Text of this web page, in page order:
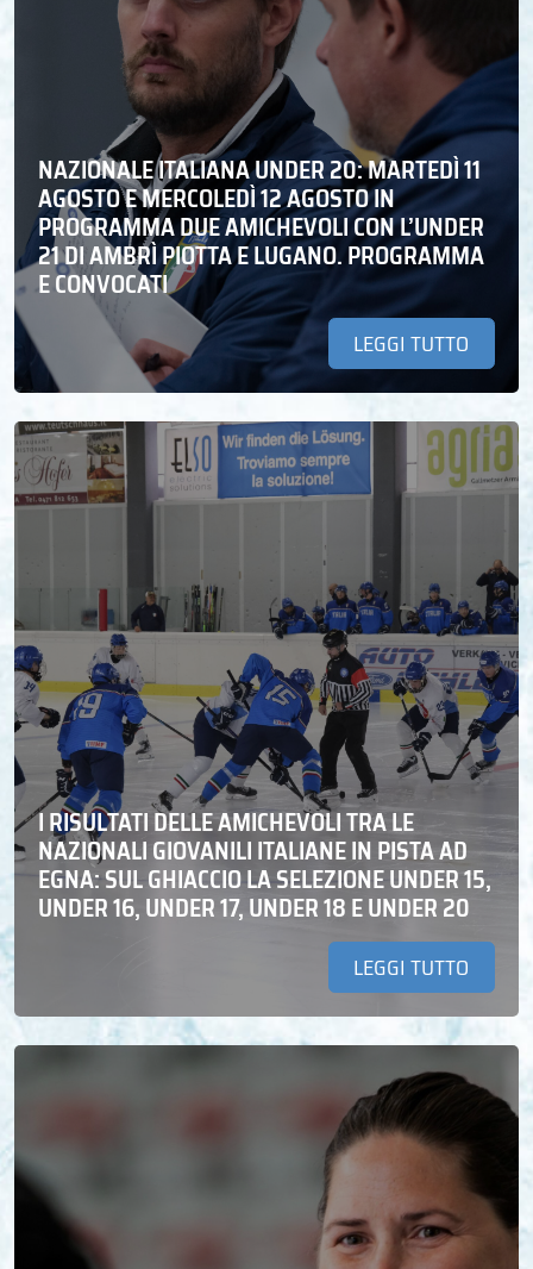
NAZIONALE ITALIANA UNDER 20: MARTEDÌ 11
AGOSTO E MERCOLEDÌ 12 AGOSTO IN
PROGRAMMA DUE AMICHEVOLI CON L’UNDER
21 DI AMBRÌ PIOTTA E LUGANO. PROGRAMMA
E CONVOCATI
LEGGI TUTTO
I RISULTATI DELLE AMICHEVOLI TRA LE
NAZIONALI GIOVANILI ITALIANE IN PISTA AD
EGNA: SUL GHIACCIO LA SELEZIONE UNDER 15,
UNDER 16, UNDER 17, UNDER 18 E UNDER 20
LEGGI TUTTO